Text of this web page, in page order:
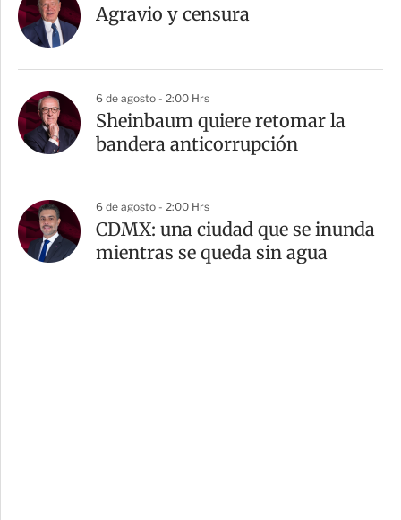
Agravio y censura
6 de agosto - 2:00 Hrs
Sheinbaum quiere retomar la
bandera anticorrupción
6 de agosto - 2:00 Hrs
CDMX: una ciudad que se inunda
mientras se queda sin agua